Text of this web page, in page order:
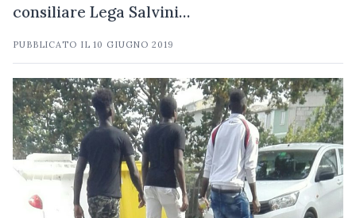
consiliare Lega Salvini…
PUBBLICATO IL10 GIUGNO 2019